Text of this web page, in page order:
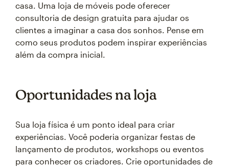
casa. Uma loja de móveis pode oferecer
consultoria de design gratuita para ajudar os
clientes a imaginar a casa dos sonhos. Pense em
como seus produtos podem inspirar experiências
além da compra inicial.
Oportunidades na loja
Sua loja física é um ponto ideal para criar
experiências. Você poderia organizar festas de
lançamento de produtos, workshops ou eventos
para conhecer os criadores. Crie oportunidades de